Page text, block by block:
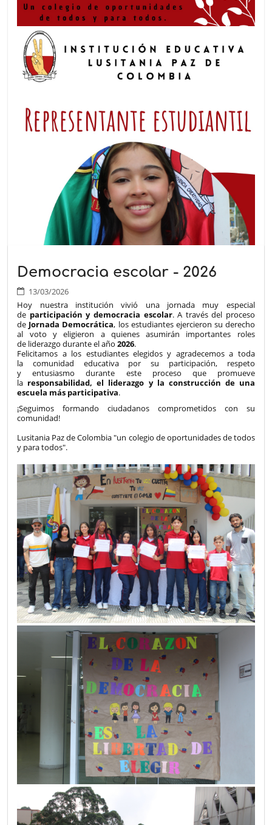
Democracia escolar - 2026
13/03/2026
Hoy nuestra institución vivió una jornada muy especial
de participación y democracia escolar. A través del proceso
de Jornada Democrática, los estudiantes ejercieron su derecho
al voto y eligieron a quienes asumirán importantes roles
de liderazgo durante el año2026.
Felicitamos a los estudiantes elegidos y agradecemos a toda
la comunidad educativa por su participación, respeto
y entusiasmo durante este proceso que promueve
la responsabilidad, el liderazgo y la construcción de una
escuela más participativa.
¡Seguimos formando ciudadanos comprometidos con su
comunidad!
Lusitania Paz de Colombia "un colegio de oportunidades de todos
y para todos".